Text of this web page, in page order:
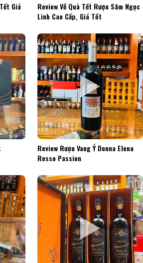
Giá
Review Về Quà Tết Rượu Sâm Ngọc
Linh Cao Cấp, Giá Tốt
Review Rượu Vang Ý Donna Elena
Rosso Passion